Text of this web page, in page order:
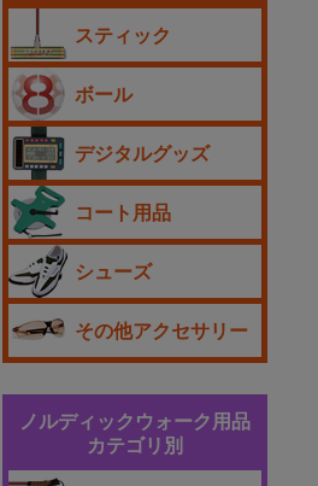
スティック
ボール
デジタルグッズ
コート用品
シューズ
その他アクセサリー
ノルディックウォーク用品
カテゴリ別